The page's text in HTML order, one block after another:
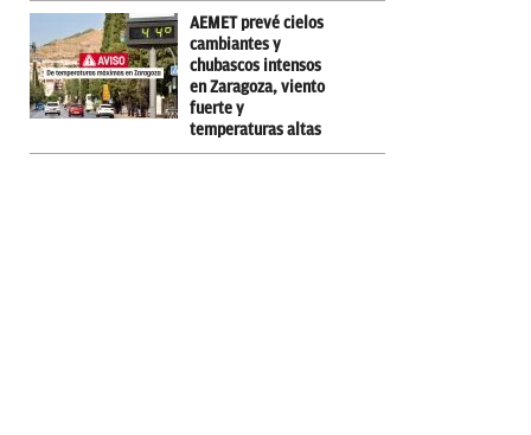
AEMET prevé cielos
cambiantes y
chubascos intensos
en Zaragoza, viento
fuerte y
temperaturas altas